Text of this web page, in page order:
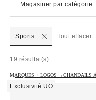
Magasiner par catégorie
19 résultat(s)
Sports Tout effacer
MARQUES + LOGOS →CHANDAILS
Exclusivité UO